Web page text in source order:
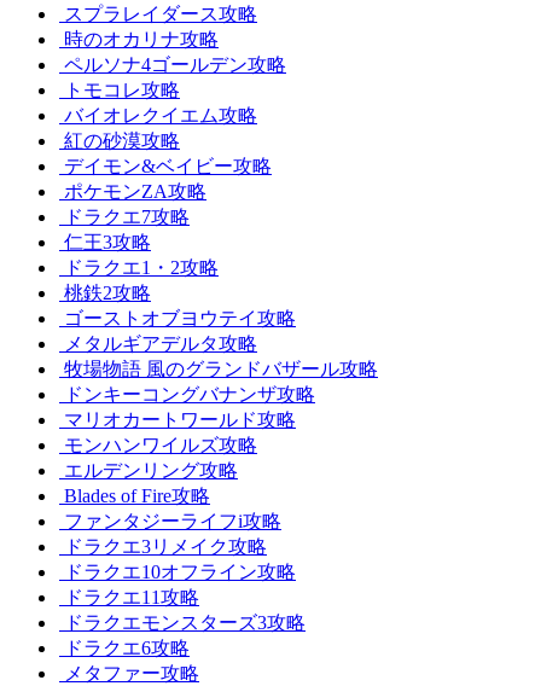
スプラレイダース攻略
時のオカリナ攻略
ペルソナ4ゴールデン攻略
トモコレ攻略
バイオレクイエム攻略
紅の砂漠攻略
デイモン&ベイビー攻略
ポケモンZA攻略
ドラクエ7攻略
仁王3攻略
ドラクエ1・2攻略
桃鉄2攻略
ゴーストオブヨウテイ攻略
メタルギアデルタ攻略
牧場物語 風のグランドバザール攻略
ドンキーコングバナンザ攻略
マリオカートワールド攻略
モンハンワイルズ攻略
エルデンリング攻略
Blades of Fire攻略
ファンタジーライフi攻略
ドラクエ3リメイク攻略
ドラクエ10オフライン攻略
ドラクエ11攻略
ドラクエモンスターズ3攻略
ドラクエ6攻略
メタファー攻略